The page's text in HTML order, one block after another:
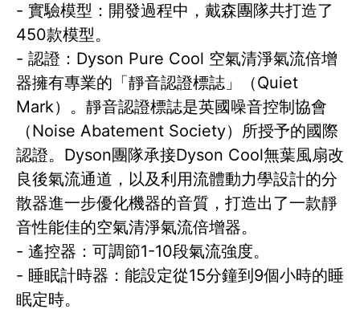
- 實驗模型：開發過程中，戴森團隊共打造了
450款模型。
- 認證：Dyson Pure Cool 空氣清淨氣流倍增
器擁有專業的「靜音認證標誌」（Quiet
Mark）。靜音認證標誌是英國噪音控制協會
（Noise Abatement Society）所授予的國際
認證。Dyson團隊承接Dyson Cool無葉風扇改
良後氣流通道，以及利用流體動力學設計的分
散器進一步優化機器的音質，打造出了一款靜
音性能佳的空氣清淨氣流倍增器。
- 遙控器：可調節1-10段氣流強度。
- 睡眠計時器：能設定從15分鐘到9個小時的睡
眠定時。